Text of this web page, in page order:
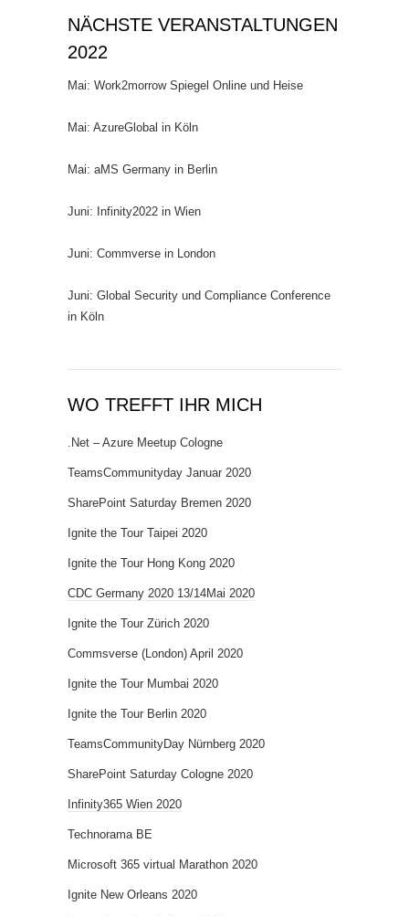
NÄCHSTE VERANSTALTUNGEN
2022
Mai: Work2morrow Spiegel Online und Heise
Mai: AzureGlobal in Köln
Mai: aMS Germany in Berlin
Juni: Infinity2022 in Wien
Juni: Commverse in London
Juni: Global Security und Compliance Conference
in Köln
WO TREFFT IHR MICH
.Net – Azure Meetup Cologne
TeamsCommunityday Januar 2020
SharePoint Saturday Bremen 2020
Ignite the Tour Taipei 2020
Ignite the Tour Hong Kong 2020
CDC Germany 2020 13/14Mai 2020
Ignite the Tour Zürich 2020
Commsverse (London) April 2020
Ignite the Tour Mumbai 2020
Ignite the Tour Berlin 2020
TeamsCommunityDay Nürnberg 2020
SharePoint Saturday Cologne 2020
Infinity365 Wien 2020
Technorama BE
Microsoft 365 virtual Marathon 2020
Ignite New Orleans 2020